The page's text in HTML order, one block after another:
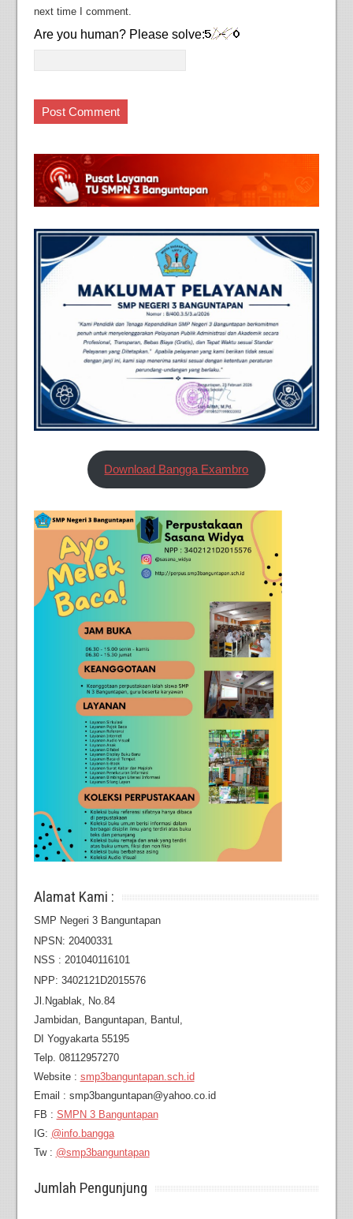
next time I comment.
Are you human? Please solve:
Download Bangga Exambro
Alamat Kami :
SMP Negeri 3 Banguntapan
NPSN: 20400331
NSS : 201040116101
NPP: 3402121D2015576
Jl.Ngablak, No.84
Jambidan, Banguntapan, Bantul,
DI Yogyakarta 55195
Telp. 08112957270
Website : smp3banguntapan.sch.id
Email : smp3banguntapan@yahoo.co.id
FB : SMPN 3 Banguntapan
IG: @info.bangga
Tw : @smp3banguntapan
Jumlah Pengunjung